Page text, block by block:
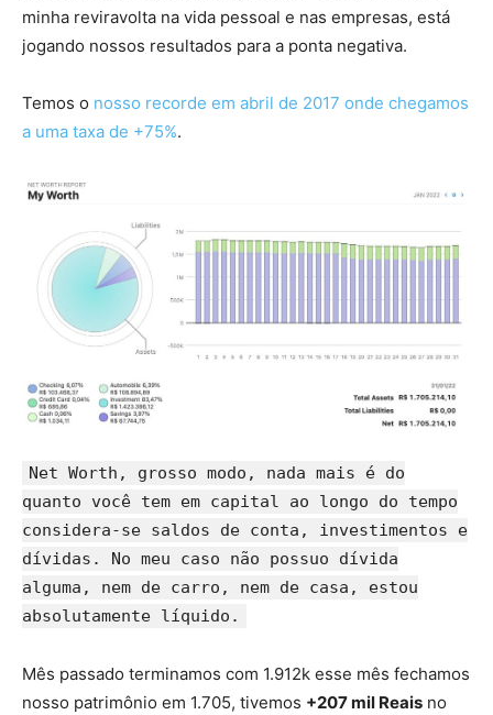
minha reviravolta na vida pessoal e nas empresas, está
jogando nossos resultados para a ponta negativa.
Temos o nosso recorde em abril de 2017 onde chegamos
a uma taxa de +75%.
Net Worth, grosso modo, nada mais é do
quanto você tem em capital ao longo do tempo
considera-se saldos de conta, investimentos e
dívidas. No meu caso não possuo dívida
alguma, nem de carro, nem de casa, estou
absolutamente líquido.
Mês passado terminamos com 1.912k esse mês fechamos
nosso patrimônio em 1.705, tivemos +207 mil Reais no